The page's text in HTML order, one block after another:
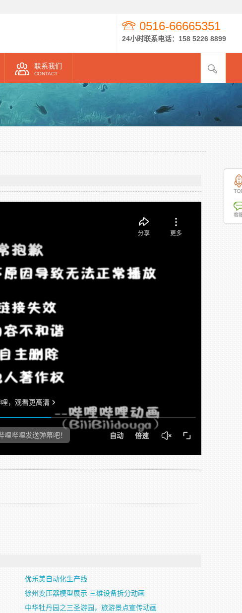
0516-66665351
24小时联系电话：158 5226 8899
联系我们
CONTACT
优乐美自动化生产线
徐州变压器模型展示 三维设备拆分动画
中华牡丹园之三圣游园，旅游景点宣传动画